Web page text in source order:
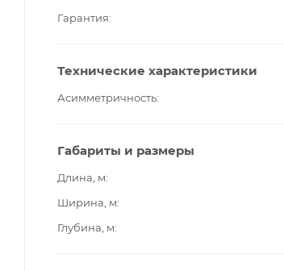
Гарантия
Технические характеристики
Асимметричность
Габариты и размеры
Длина, м
Ширина, м
Глубина, м